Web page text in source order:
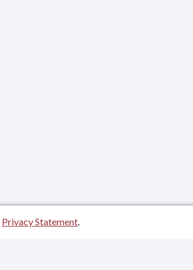
Privacy Statement.